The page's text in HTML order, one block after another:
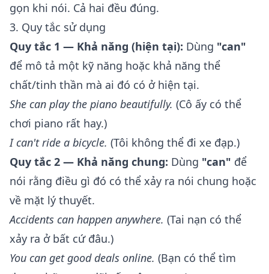
gọn khi nói. Cả hai đều đúng.
3. Quy tắc sử dụng
Quy tắc 1 — Khả năng (hiện tại): Dùng "can"
để mô tả một kỹ năng hoặc khả năng thể
chất/tinh thần mà ai đó có ở hiện tại.
She can play the piano beautifully. (Cô ấy có thể
chơi piano rất hay.)
I can't ride a bicycle. (Tôi không thể đi xe đạp.)
Quy tắc 2 — Khả năng chung: Dùng "can" để
nói rằng điều gì đó có thể xảy ra nói chung hoặc
về mặt lý thuyết.
Accidents can happen anywhere. (Tai nạn có thể
xảy ra ở bất cứ đâu.)
You can get good deals online. (Bạn có thể tìm